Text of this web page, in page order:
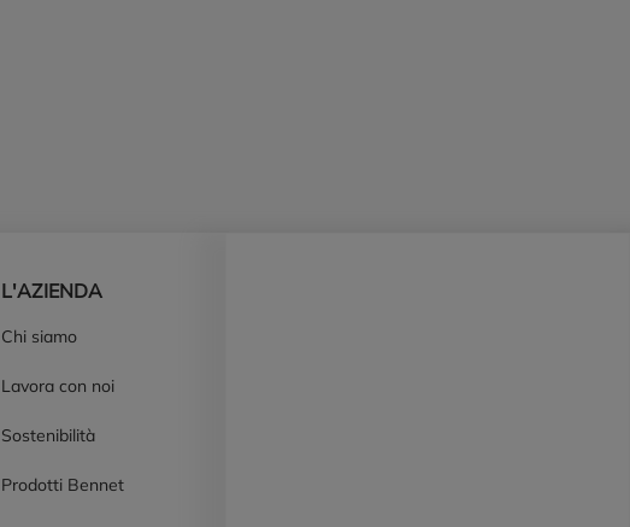
L'AZIENDA
Chi siamo
Lavora con noi
Sostenibilità
Prodotti Bennet